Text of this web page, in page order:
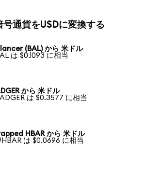
号通貨をUSDに変換する
(BAL) から 米ドル
は $0.1093 に相当
から 米ドル
は $0.3577 に相当
HBAR から 米ドル
は $0.0696 に相当